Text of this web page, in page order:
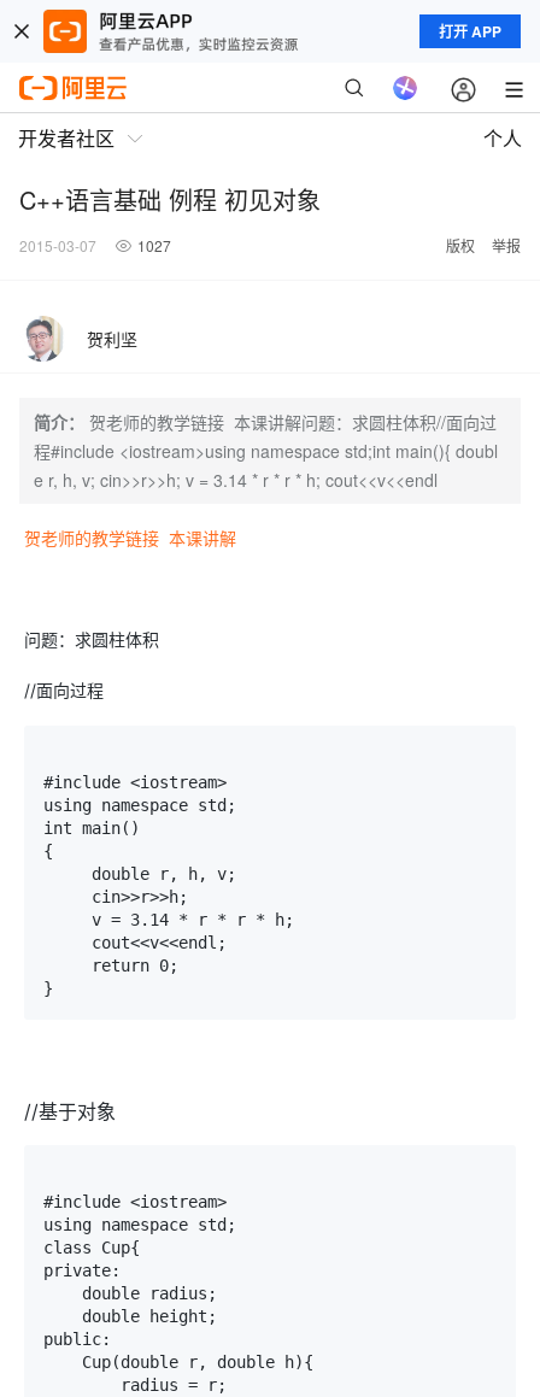
打开 APP
开发者社区 个人
C++语言基础 例程 初见对象
2015-03-07 1027 版权 举报
贺利坚
简介：
贺老师的教学链接 本课讲解问题：求圆柱体积//面向过
程#include <iostream>using namespace std;int main(){ doubl
e r, h, v; cin>>r>>h; v = 3.14 * r * r * h; cout<<v<<endl
贺老师的教学链接 本课讲解
问题：求圆柱体积
//面向过程
#include <iostream>
using namespace std;
int main()
{
     double r, h, v;
     cin>>r>>h;
     v = 3.14 * r * r * h;
     cout<<v<<endl;
     return 0;
}
//基于对象
#include <iostream>
using namespace std;
class Cup{
private:
    double radius;
    double height;
public:
    Cup(double r, double h){
        radius = r;